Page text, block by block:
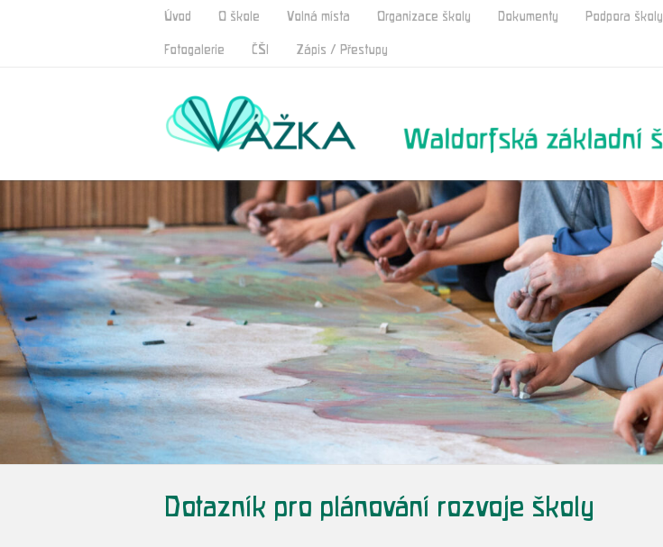
Úvod O škole Volná místa Organizace školy Dokumenty Podpora školy
Fotogalerie ČŠI Zápis / Přestupy
Dotazník pro plánování rozvoje školy